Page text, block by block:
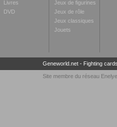
Livres
DVD
Jeux de figurines
Jeux de rôle
Jeux classiques
Jouets
Geneworld.net- Fighting
Site membre du réseau Enelye